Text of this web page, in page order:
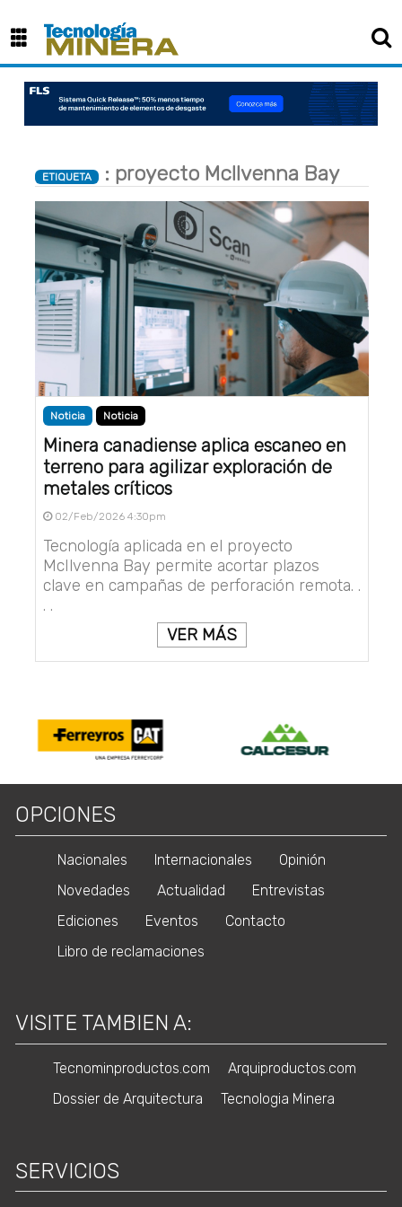
ETIQUETA : proyecto McIlvenna Bay
Noticia Noticia
Minera canadiense aplica escaneo en
terreno para agilizar exploración de
metales críticos
02/Feb/2026 4:30pm
Tecnología aplicada en el proyecto
McIlvenna Bay permite acortar plazos
clave en campañas de perforación remota. .
. .
VER MÁS
×
OPCIONES
Nacionales Internacionales
Opinión
Novedades
Actualidad
Entrevistas
Ediciones
Eventos
Contacto
Libro de reclamaciones
VISITE TAMBIEN A:
Tecnominproductos.com
Arquiproductos.com
Dossier de Arquitectura
Tecnologia Minera
SERVICIOS